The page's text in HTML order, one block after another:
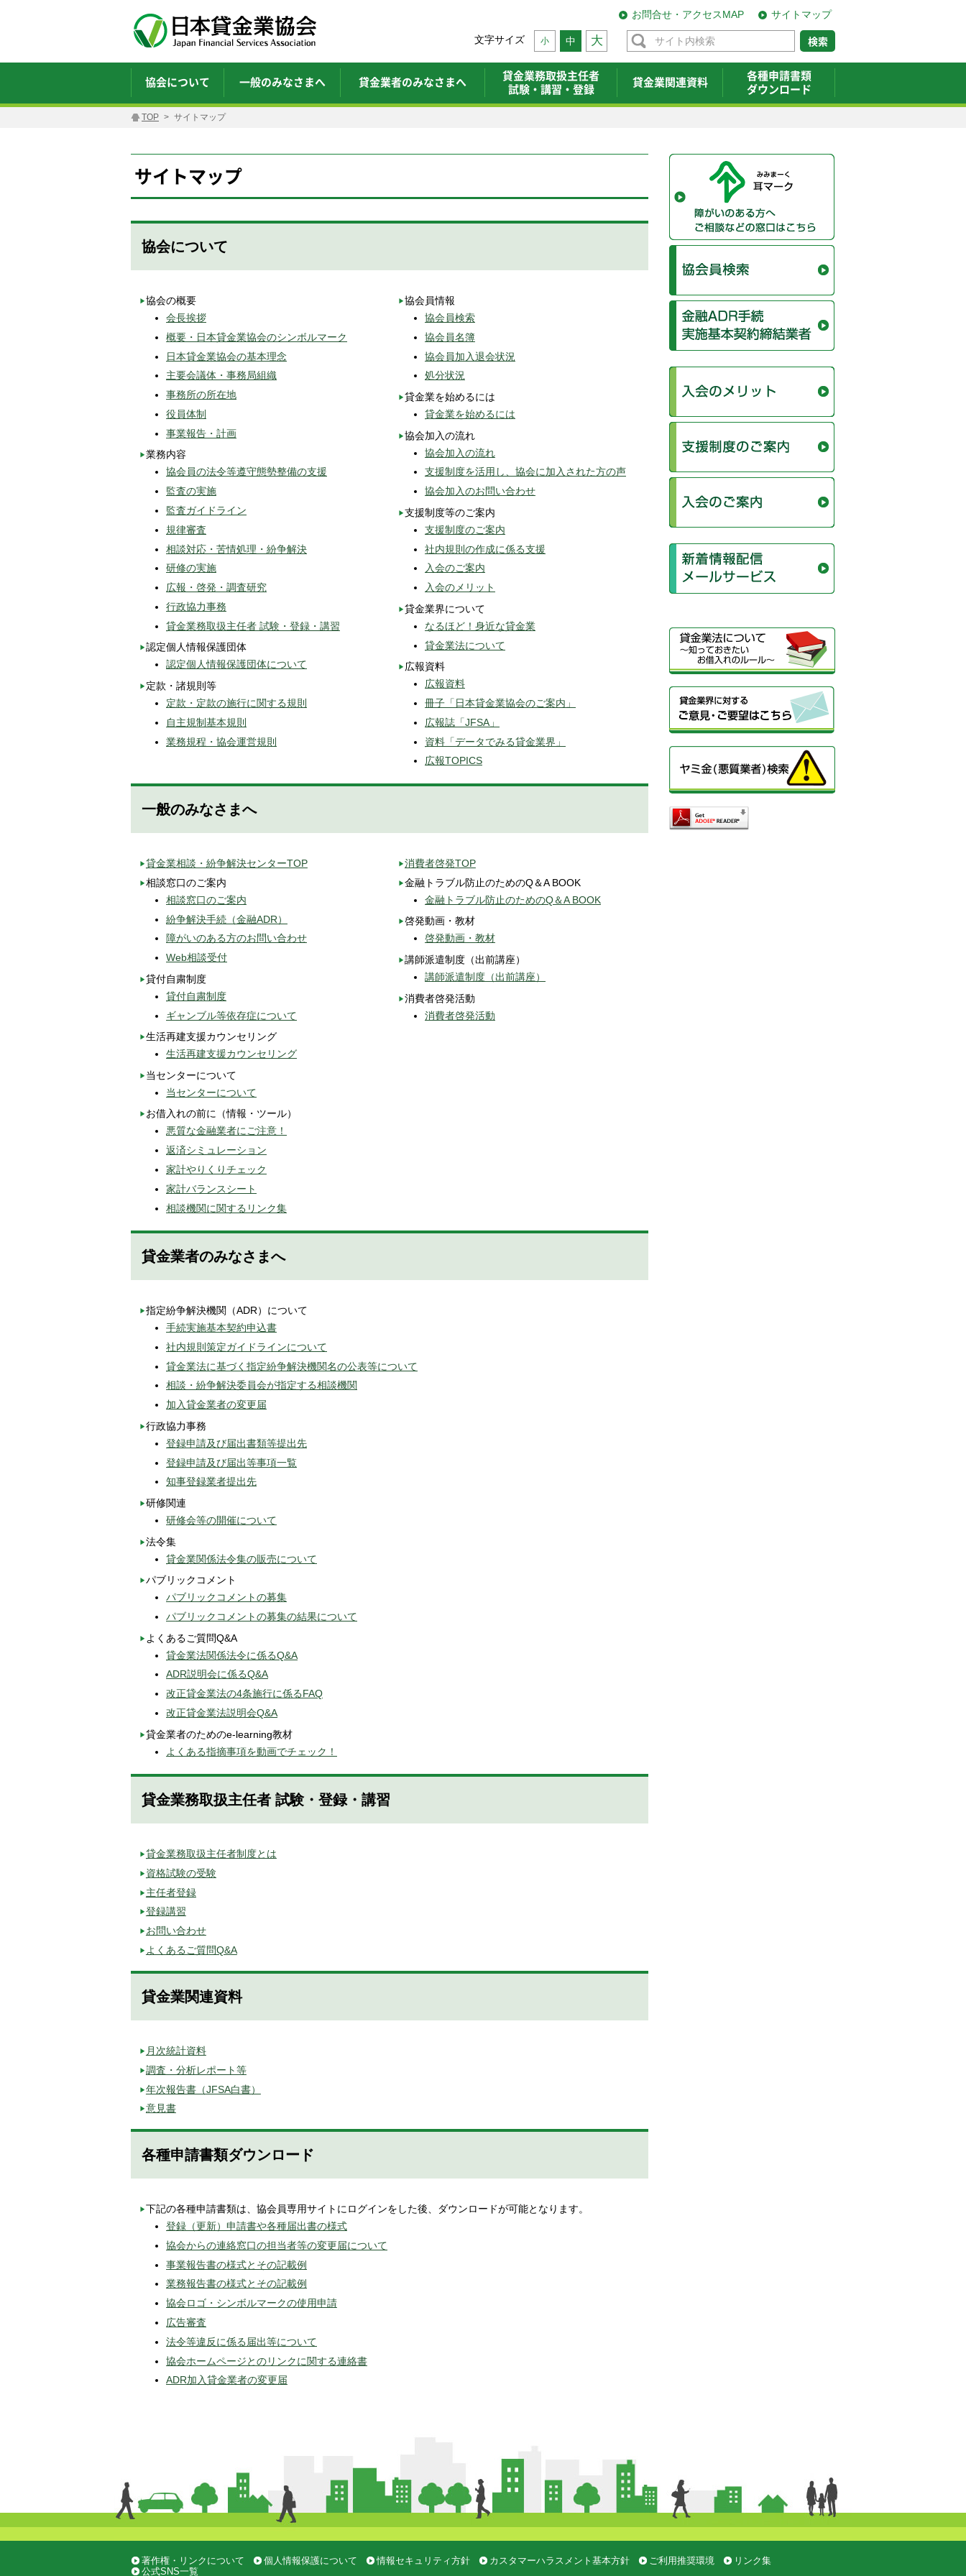
サイトマップ
お問合せ・アクセスMAP
文字サイズ 小 中 大
協会について 一般のみなさまへ 貸金業者のみなさまへ
貸金業務取扱主任者
試験・講習・登録
貸金業関連資料
各種申請書類
ダウンロード
TOP サイトマップ
サイトマップ
協会について
協会の概要
会長挨拶
概要・日本貸金業協会のシンボルマーク
日本貸金業協会の基本理念
主要会議体・事務局組織
事務所の所在地
役員体制
事業報告・計画
業務内容
協会員の法令等遵守態勢整備の支援
監査の実施
監査ガイドライン
規律審査
相談対応・苦情処理・紛争解決
研修の実施
広報・啓発・調査研究
行政協力事務
貸金業務取扱主任者 試験・登録・講習
認定個人情報保護団体
認定個人情報保護団体について
定款・諸規則等
定款・定款の施行に関する規則
自主規制基本規則
業務規程・協会運営規則
協会員情報
協会員検索
協会員名簿
協会員加入退会状況
処分状況
貸金業を始めるには
貸金業を始めるには
協会加入の流れ
協会加入の流れ
支援制度を活用し、協会に加入された方の声
協会加入のお問い合わせ
支援制度等のご案内
支援制度のご案内
社内規則の作成に係る支援
入会のご案内
入会のメリット
貸金業界について
なるほど！身近な貸金業
貸金業法について
広報資料
広報資料
冊子「日本貸金業協会のご案内」
広報誌「JFSA」
資料「データでみる貸金業界」
広報TOPICS
一般のみなさまへ
貸金業相談・紛争解決センターTOP
相談窓口のご案内
相談窓口のご案内
紛争解決手続（金融ADR）
障がいのある方のお問い合わせ
Web相談受付
貸付自粛制度
貸付自粛制度
ギャンブル等依存症について
生活再建支援カウンセリング
生活再建支援カウンセリング
当センターについて
当センターについて
お借入れの前に（情報・ツール）
悪質な金融業者にご注意！
返済シミュレーション
家計やりくりチェック
家計バランスシート
相談機関に関するリンク集
消費者啓発TOP
金融トラブル防止のためのQ＆A BOOK
金融トラブル防止のためのQ＆A BOOK
啓発動画・教材
啓発動画・教材
講師派遣制度（出前講座）
講師派遣制度（出前講座）
消費者啓発活動
消費者啓発活動
貸金業者のみなさまへ
指定紛争解決機関（ADR）について
手続実施基本契約申込書
社内規則策定ガイドラインについて
貸金業法に基づく指定紛争解決機関名の公表等について
相談・紛争解決委員会が指定する相談機関
加入貸金業者の変更届
行政協力事務
登録申請及び届出書類等提出先
登録申請及び届出等事項一覧
知事登録業者提出先
研修関連
研修会等の開催について
法令集
貸金業関係法令集の販売について
パブリックコメント
パブリックコメントの募集
パブリックコメントの募集の結果について
よくあるご質問Q&A
貸金業法関係法令に係るQ&A
ADR説明会に係るQ&A
改正貸金業法の4条施行に係るFAQ
改正貸金業法説明会Q&A
貸金業者のためのe-learning教材
よくある指摘事項を動画でチェック！
貸金業務取扱主任者 試験・登録・講習
貸金業務取扱主任者制度とは
資格試験の受験
主任者登録
登録講習
お問い合わせ
よくあるご質問Q&A
貸金業関連資料
月次統計資料
調査・分析レポート等
年次報告書（JFSA白書）
意見書
各種申請書類ダウンロード
下記の各種申請書類は、協会員専用サイトにログインをした後、ダウンロードが可能となります。
登録（更新）申請書や各種届出書の様式
協会からの連絡窓口の担当者等の変更届について
事業報告書の様式とその記載例
業務報告書の様式とその記載例
協会ロゴ・シンボルマークの使用申請
広告審査
法令等違反に係る届出等について
協会ホームページとのリンクに関する連絡書
ADR加入貸金業者の変更届
著作権・リンクについて 個人情報保護について 情報セキュリティ方針 カスタマーハラスメント基本方針 ご利用推奨環境
リンク集
公式SNS一覧